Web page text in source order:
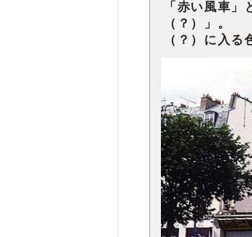
「赤い風車
（？）」。
（？）に入る